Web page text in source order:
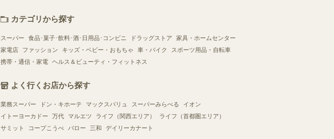
カテゴリから探す
スーパー 食品･菓子･飲料･酒･日用品･コンビニ ドラッグストア
家具・ホームセンター
家電店
ファッション キッズ・ベビー・おもちゃ 車・バイク
スポーツ用品・自転車
携帯・通信・家電 ヘルス＆ビューティ・フィットネス
よく行くお店から探す
業務スーパー ドン・キホーテ マックスバリュ スーパーみらべる
イオン
イトーヨーカドー
万代 マルエツ ライフ（関西エリア）
ライフ（首都圏エリア）
サミット
コープこうべ バロー 三和 デイリーカナート